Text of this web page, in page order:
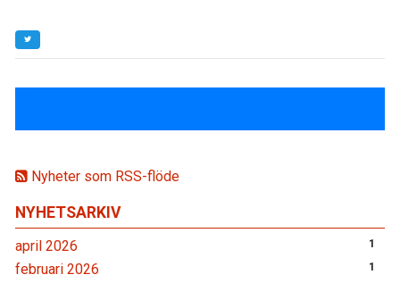
Nyheter som RSS-flöde
NYHETSARKIV
april 2026 1
februari 2026 1